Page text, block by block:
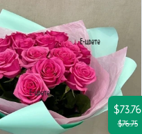
$73.76
$76.75